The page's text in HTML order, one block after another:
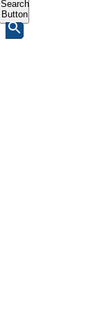
Search
Button